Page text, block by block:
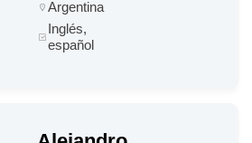
Argentina
Inglés,
español